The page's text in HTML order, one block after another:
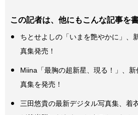
この記者は、他にもこんな記事を
ちとせよしの「いまを艶やかに」、
真集発売！
Miina「最胸の超新星、現る！」、新
真集を発売！
三田悠貴の最新デジタル写真集、着